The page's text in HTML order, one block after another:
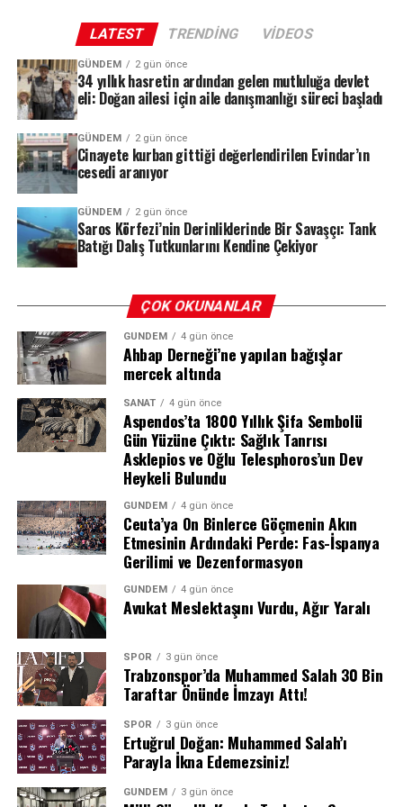
Semih Kılıçsoy’dan Altın Değerinde Gol
Maçın kırılma anı 80. dakikada geldi. Olaitan’ın pasıyla
ceza sahası sağ kanadında topla buluşan Ndidi’nin
ortasında savunmadan seken meşin yuvarlağı Semih
Kılıçsoy kafayla boş ağlara gönderdi. 76. dakikada oyuna
giren genç yıldız, takımına galibiyeti getiren isim oldu.
Beşiktaş bu sonuçla birlikte bu sezon oynadığı üçüncü
resmi maçından da galibiyetle ayrılmayı başardı ve
kalesini gole kapattı.
Salah, üzerindeki 10 numaralı bordo-mavili forma ile
taraftarın sevgi gösterilerine yanıt verirken, birlikte 3’lü
çektirerek anı ölümsüzleştirdi. Kulüp Başkanı Ertuğrul
Doğan ile birlikte taraftarın karşısına çıkan Mısırlı
yıldız, 2 yıllık sözleşmeye imza attı.
LATEST TRENDING VIDEOS
GÜNDEM 2 gün önce
34 yıllık hasretin ardından gelen mutluluğa devlet
eli: Doğan ailesi için aile danışmanlığı süreci başladı
GÜNDEM 2 gün önce
Cinayete kurban gittiği değerlendirilen Evindar’ın
cesedi aranıyor
GÜNDEM 2 gün önce
Saros Körfezi’nin Derinliklerinde Bir Savaşçı: Tank
Batığı Dalış Tutkunlarını Kendine Çekiyor
ÇOK OKUNANLAR
GÜNDEM 4 gün önce
Ahbap Derneği’ne yapılan bağışlar
mercek altında
SANAT 4 gün önce
Aspendos’ta 1800 Yıllık Şifa Sembolü
Gün Yüzüne Çıktı: Sağlık Tanrısı
Asklepios ve Oğlu Telesphoros’un Dev
Heykeli Bulundu
GÜNDEM 4 gün önce
Ceuta’ya On Binlerce Göçmenin Akın
Etmesinin Ardındaki Perde: Fas-İspanya
Gerilimi ve Dezenformasyon
GÜNDEM 4 gün önce
Avukat Meslektaşını Vurdu, Ağır Yaralı
SPOR 3 gün önce
Trabzonspor’da Muhammed Salah 30 Bin
Taraftar Önünde İmzayı Attı!
SPOR 3 gün önce
Ertuğrul Doğan: Muhammed Salah’ı
Parayla İkna Edemezsiniz!
GÜNDEM 3 gün önce